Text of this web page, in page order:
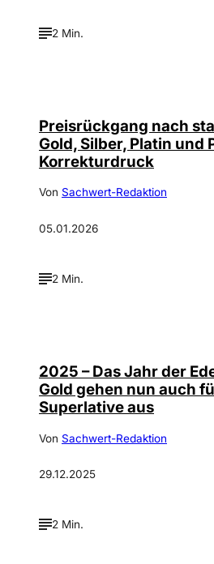
2 Min.
Preisrückgang nach
Gold, Silber, Platin und
Korrekturdruck
Von Sachwert-Redaktion
05.01.2026
2 Min.
2025 – Das Jahr der
Gold gehen nun auch
Superlative aus
Von Sachwert-Redaktion
29.12.2025
2 Min.